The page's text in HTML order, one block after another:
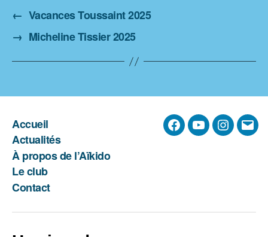
← Vacances Toussaint 2025
→ Micheline Tissier 2025
Accueil
Actualités
À propos de l’Aïkido
Le club
Contact
FacebookYouTube E-